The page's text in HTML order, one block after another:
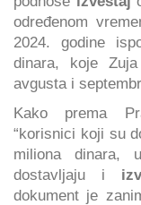
određenom
2024. godine
dinara, koje
avgusta i
Kako prema
“korisnici koji su
miliona dinara,
dostavljaju i
dokument je